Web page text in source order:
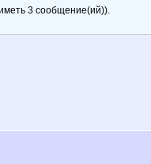
3 сообщение(ий)).